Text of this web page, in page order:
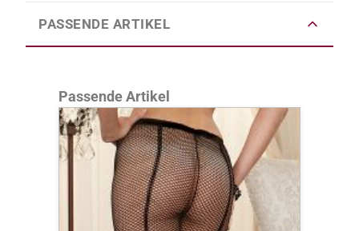
PASSENDE ARTIKEL
Produktgalerie überspringen
Passende Artikel